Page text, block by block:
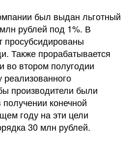
был выдан льготный
рублей под 1%. В
просубсидированы
Также прорабатывается
во втором полугодии
реализованного
производители были
конечной
году на эти цели
30 млн рублей.